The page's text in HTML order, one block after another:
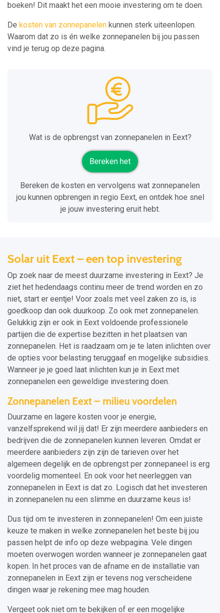
boeken! Dit maakt het een mooie investering om te doen.
De kosten van zonnepanelen kunnen sterk uiteenlopen.
Waarom dat zo is én welke zonnepanelen bij jou passen
vind je terug op deze pagina.
Wat is de opbrengst van zonnepanelen in Eext?
Bereken het
Bereken de kosten en vervolgens wat zonnepanelen
jou kunnen opbrengen in regio Eext, en ontdek hoe snel
je jouw investering eruit hebt.
Solar uit Eext – een top investering
Op zoek naar de meest duurzame investering in Eext? Je
ziet het hedendaags continu meer de trend worden en zo
niet, start er eentje! Voor zoals met veel zaken zo is, is
goedkoop dan ook duurkoop. Zo ook met zonnepanelen.
Gelukkig zijn er ook in Eext voldoende professionele
partijen die de expertise bezitten in het plaatsen van
zonnepanelen. Het is raadzaam om je te laten inlichten over
de opties voor belasting teruggaaf en mogelijke subsidies.
Wanneer je je goed laat inlichten kun je in Eext met
zonnepanelen een geweldige investering doen.
Zonnepanelen Eext – milieu voordelen
Duurzame en lagere kosten voor je energie,
vanzelfsprekend wil jij dat! Er zijn meerdere aanbieders en
bedrijven die de zonnepanelen kunnen leveren. Omdat er
meerdere aanbieders zijn zijn de tarieven over het
algemeen degelijk en de opbrengst per zonnepaneel is erg
voordelig momenteel. En ook voor het neerleggen van
zonnepanelen in Eext is dat zo. Logisch dat het investeren
in zonnepanelen nu een slimme en duurzame keus is!
Dus tijd om te investeren in zonnepanelen! Om een juiste
keuze te maken in welke zonnepanelen het beste bij jou
passen helpt de info op deze webpagina. Vele dingen
moeten overwogen worden wanneer je zonnepanelen gaat
kopen. In het proces van de afname en de installatie van
zonnepanelen in Eext zijn er tevens nog verscheidene
dingen waar je rekening mee mag houden.
Vergeet ook niet om te bekijken of er een mogelijke